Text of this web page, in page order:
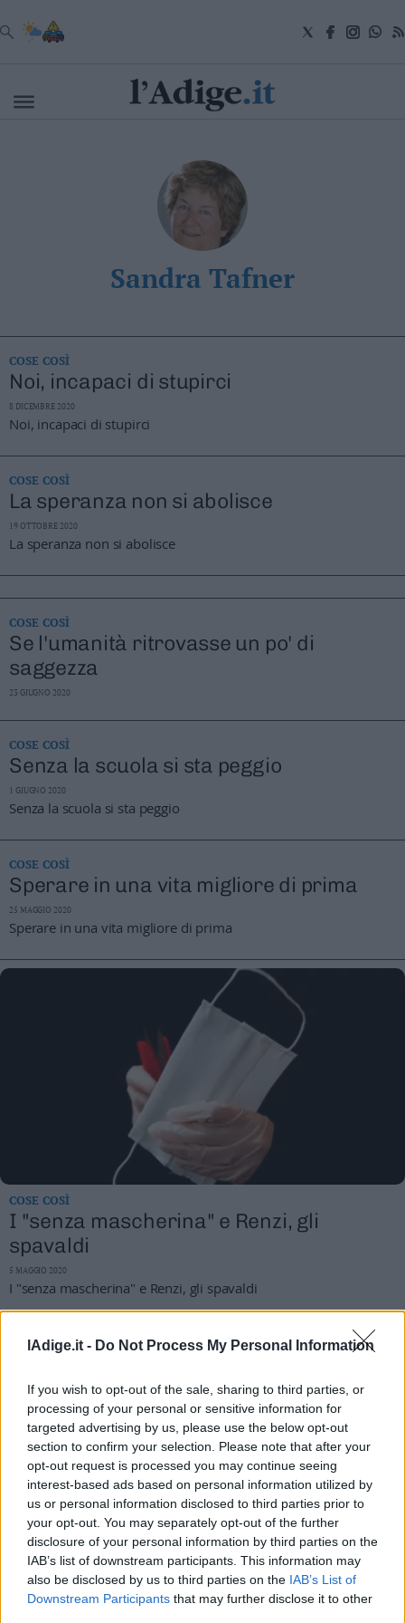
lAdige.it - Do Not Process My Personal Information
If you wish to opt-out of the sale, sharing to third parties, or
processing of your personal or sensitive information for
targeted advertising by us, please use the below opt-out
section to confirm your selection. Please note that after your
opt-out request is processed you may continue seeing
interest-based ads based on personal information utilized by
us or personal information disclosed to third parties prior to
your opt-out. You may separately opt-out of the further
disclosure of your personal information by third parties on the
IAB’s list of downstream participants. This information may
also be disclosed by us to third parties on the IAB’s List of
Downstream Participants that may further disclose it to other
VAI
Tecnologia
Sport
Foto
Video
Business
Territori
Trento
Rovereto
–
Arco
Basso
Sarca
Ledro
–
Rotaliana
Valle
–
Primiero
Vallagarina
Non
–
Fiemme
Leggi/Abbonati
Newsletter
Casa
Radio
Dolomiti
Social media
Sandra Tafner
COSE COSÌ
Noi, incapaci di stupirci
Noi, incapaci di stupirci
8 DICEMBRE 2020
COSE COSÌ
La speranza non si abolisce
La speranza non si abolisce
19 OTTOBRE 2020
COSE COSÌ
Se l'umanità ritrovasse un po' di
saggezza
23 GIUGNO 2020
COSE COSÌ
Senza la scuola si sta peggio
Senza la scuola si sta peggio
1 GIUGNO 2020
COSE COSÌ
Sperare in una vita migliore di prima
Sperare in una vita migliore di prima
25 MAGGIO 2020
COSE COSÌ
I "senza mascherina" e Renzi, gli
spavaldi
I "senza mascherina" e Renzi, gli spavaldi
5 MAGGIO 2020
COSE COSÌ
Gli anziani non si faranno rottamare
28 APRILE 2020